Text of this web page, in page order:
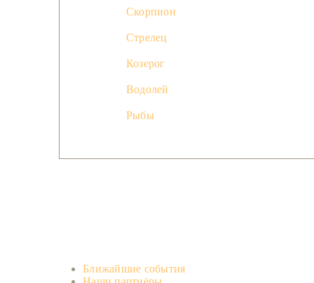
Скорпион
Стрелец
Козерог
Водолей
Рыбы
Ближайшие события